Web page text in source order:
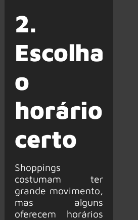
2.
Escolha
o
horário
certo
Shoppings
costumam ter
grande movimento,
mas alguns
oferecem horários